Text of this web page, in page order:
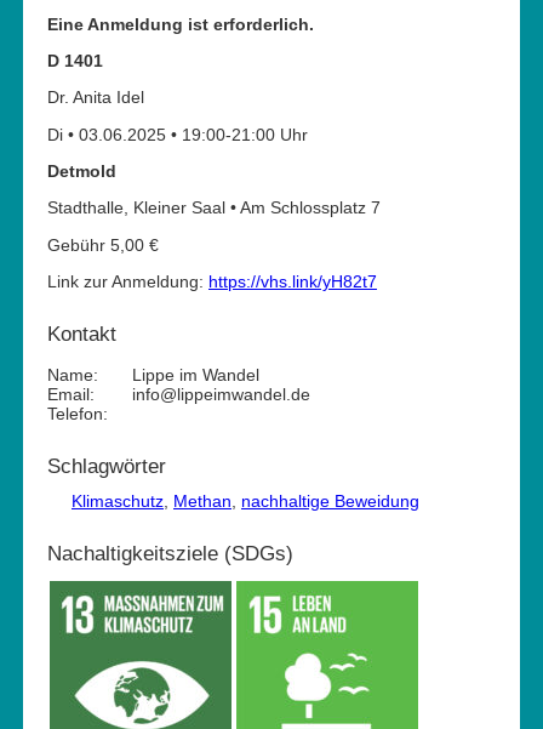
Eine Anmeldung ist erforderlich.
D 1401
Dr. Anita Idel
Di • 03.06.2025 • 19:00-21:00 Uhr
Detmold
Stadthalle, Kleiner Saal • Am Schlossplatz 7
Gebühr 5,00 €
Link zur Anmeldung: https://vhs.link/yH82t7
Kontakt
Name:
Lippe im Wandel
Email:
info@lippeimwandel.de
Telefon:
Schlagwörter
Klimaschutz Methan nachhaltige Beweidung
Nachaltigkeitsziele (SDGs)